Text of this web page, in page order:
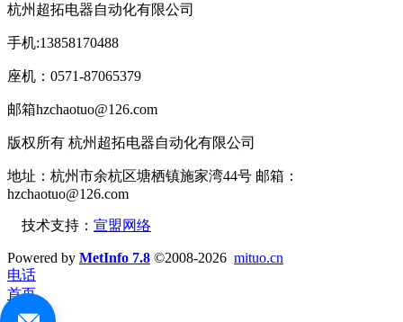
杭州超拓电器自动化有限公司
手机:13858170488
座机：0571-87065379
邮箱hzchaotuo@126.com
版权所有 杭州超拓电器自动化有限公司
地址：杭州市余杭区塘栖镇施家湾44号 邮箱：
hzchaotuo@126.com
技术支持： 宣盟网络
Powered by MetInfo 7.8 ©2008-2026 mituo.cn
电话
首页
产品